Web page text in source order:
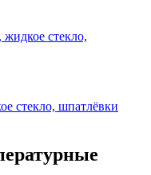
стекло,
стекло, шпатлёвки